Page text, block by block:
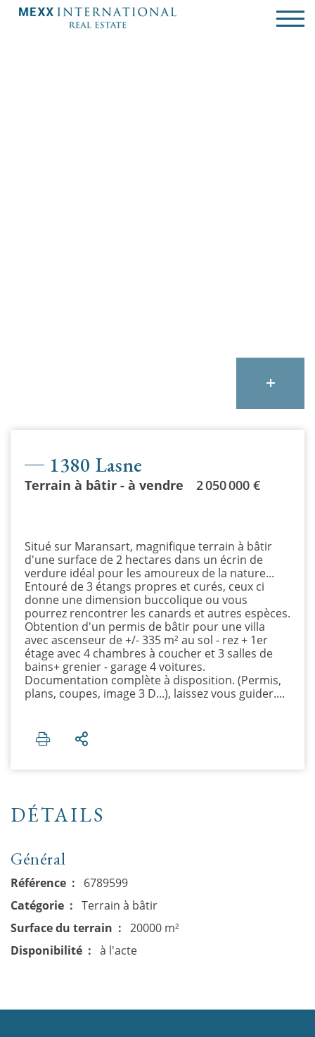
1380 Lasne
2 050 000 €
Terrain à bâtir - à vendre
Situé sur Maransart, magnifique terrain à bâtir
d'une surface de 2 hectares dans un écrin de
verdure idéal pour les amoureux de la nature...
Entouré de 3 étangs propres et curés, ceux ci
donne une dimension buccolique ou vous
pourrez rencontrer les canards et autres espèces.
Obtention d'un permis de bâtir pour une villa
avec ascenseur de +/- 335 m² au sol - rez + 1er
étage avec 4 chambres à coucher et 3 salles de
bains+ grenier - garage 4 voitures.
Documentation complète à disposition. (Permis,
plans, coupes, image 3 D...), laissez vous guider....
DÉTAILS
Général
Référence
6789599
Catégorie
Terrain à bâtir
Surface du terrain
20000 m²
Disponibilité
à l'acte